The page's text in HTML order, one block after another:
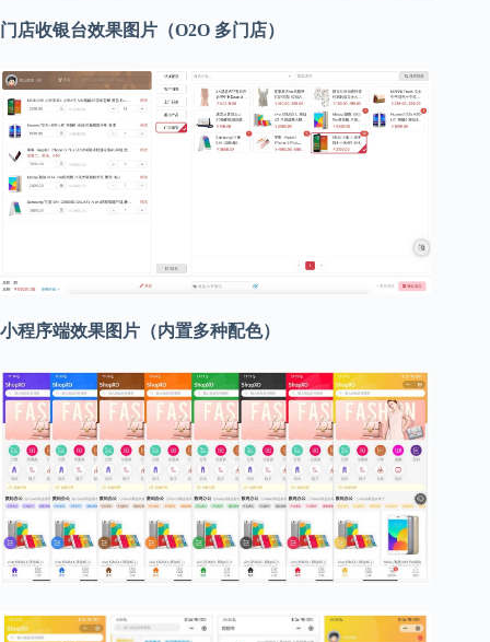
门店收银台效果图片（O2O 多门店）
小程序端效果图片（内置多种配色）